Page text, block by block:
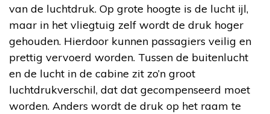
van de luchtdruk. Op grote hoogte is de lucht ijl,
maar in het vliegtuig zelf wordt de druk hoger
gehouden. Hierdoor kunnen passagiers veilig en
prettig vervoerd worden. Tussen de buitenlucht
en de lucht in de cabine zit zo’n groot
luchtdrukverschil, dat dat gecompenseerd moet
worden. Anders wordt de druk op het raam te